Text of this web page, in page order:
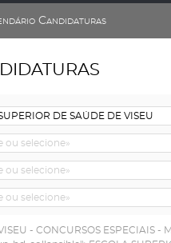
Candidaturas
- CONCURSOS ESPECIAIS -